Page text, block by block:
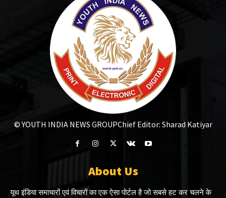
© YOUTH INDIA NEWS GROUPChief Editor: Sharad Katiyar
About Us
यूथ इंडिया समाचारों एवं विचारों का एक ऐसा पोर्टल है जो सबसे हट कर चलने के